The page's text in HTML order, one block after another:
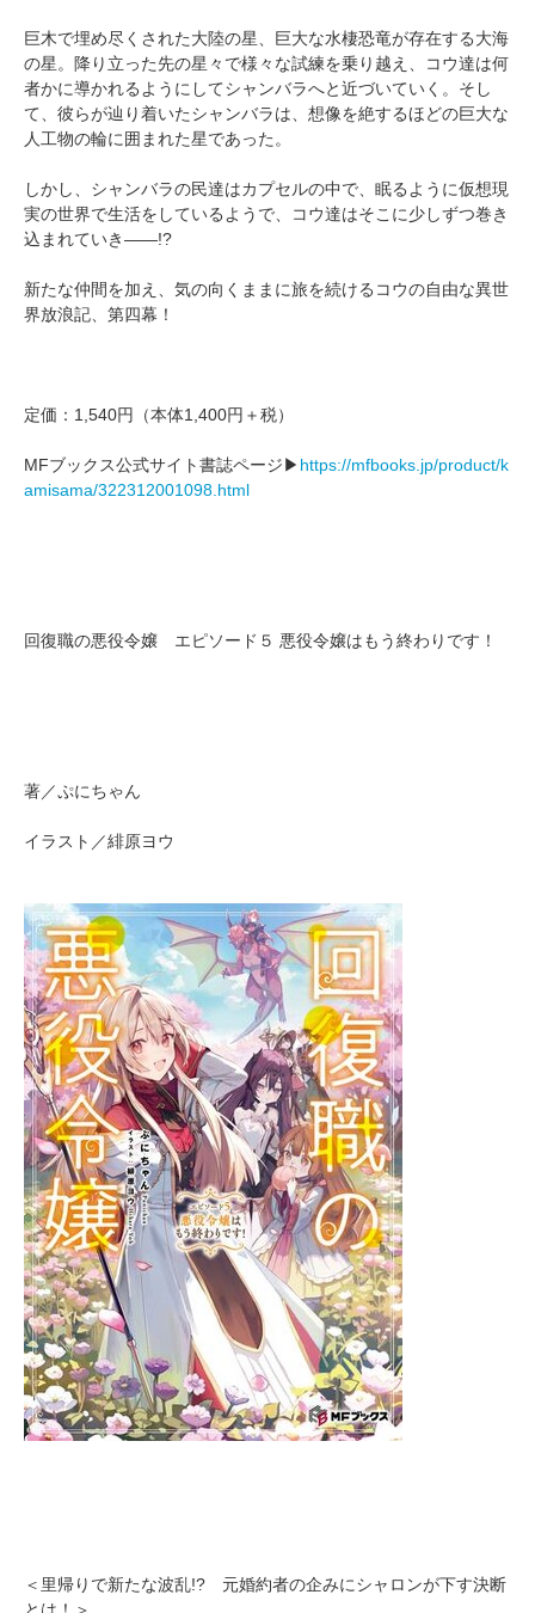
巨木で埋め尽くされた大陸の星、巨大な水棲恐竜が存在する大海
の星。降り立った先の星々で様々な試練を乗り越え、コウ達は何
者かに導かれるようにしてシャンバラへと近づいていく。そし
て、彼らが辿り着いたシャンバラは、想像を絶するほどの巨大な
人工物の輪に囲まれた星であった。
しかし、シャンバラの民達はカプセルの中で、眠るように仮想現
実の世界で生活をしているようで、コウ達はそこに少しずつ巻き
込まれていき――!?
新たな仲間を加え、気の向くままに旅を続けるコウの自由な異世
界放浪記、第四幕！
定価：1,540円（本体1,400円＋税）
MFブックス公式サイト書誌ページ▶ https://mfbooks.jp/product/k
amisama/322312001098.html
回復職の悪役令嬢 エピソード５ 悪役令嬢はもう終わりです！
著／ぷにちゃん
イラスト／緋原ヨウ
＜里帰りで新たな波乱!? 元婚約者の企みにシャロンが下す決断